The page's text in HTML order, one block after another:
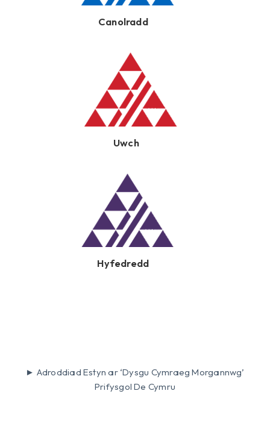
Canolradd
Uwch
Hyfedredd
► Adroddiad Estyn ar ‘Dysgu Cymraeg Morgannwg’
Prifysgol De Cymru